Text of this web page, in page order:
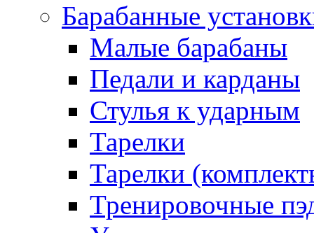
Барабанные
Малые барабаны
Педали и карданы
Стулья к ударным
Тарелки
Тарелки
Тренировочные